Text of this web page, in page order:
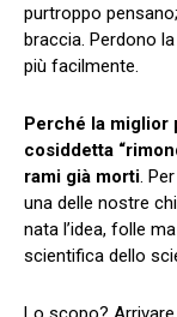
purtroppo
braccia. Perdono
più facilmente.
Perché la miglior
cosiddetta
rami già morti.
una delle nostre
nata l’idea, folle
scientifica dello